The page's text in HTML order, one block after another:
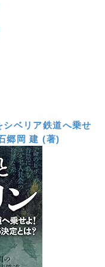
シベリア鉄道へ乗せ
郷岡 建 (著)